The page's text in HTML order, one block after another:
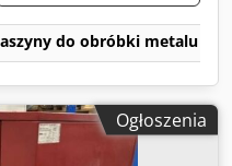
do obróbki metalu i
Ogłoszenia